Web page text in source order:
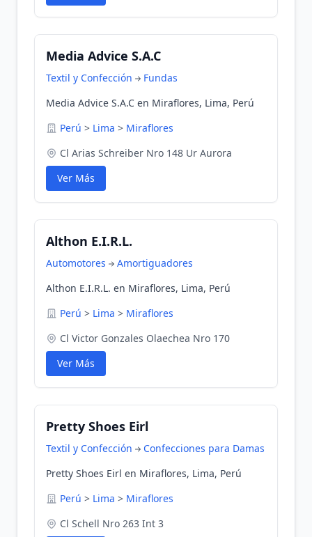
Media Advice S.A.C
Textil y Confección
Fundas
Media Advice S.A.C en Miraflores, Lima, Perú
Perú > Lima > Miraflores
Cl Arias Schreiber Nro 148 Ur Aurora
Ver Más
Althon E.I.R.L.
Automotores
Amortiguadores
Althon E.I.R.L. en Miraflores, Lima, Perú
Perú > Lima > Miraflores
Cl Victor Gonzales Olaechea Nro 170
Ver Más
Pretty Shoes Eirl
Textil y Confección
Confecciones para Damas
Pretty Shoes Eirl en Miraflores, Lima, Perú
Perú > Lima > Miraflores
Cl Schell Nro 263 Int 3